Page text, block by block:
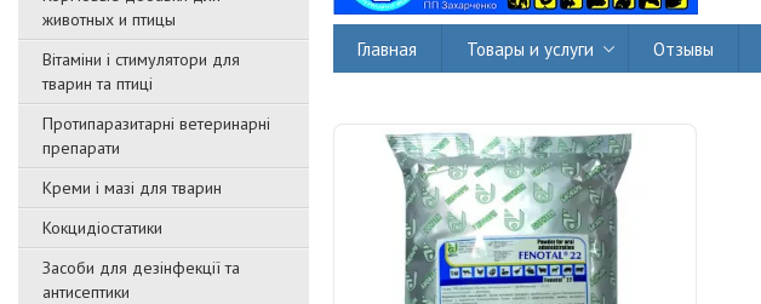
животных и птицы
Вітаміни і стимулятори для
тварин та птиці
Протипаразитарні ветеринарні
препарати
Креми і мазі для тварин
Кокцидіостатики
Засоби для дезінфекції та
антисептики
Главная Товары и услуги Отзывы